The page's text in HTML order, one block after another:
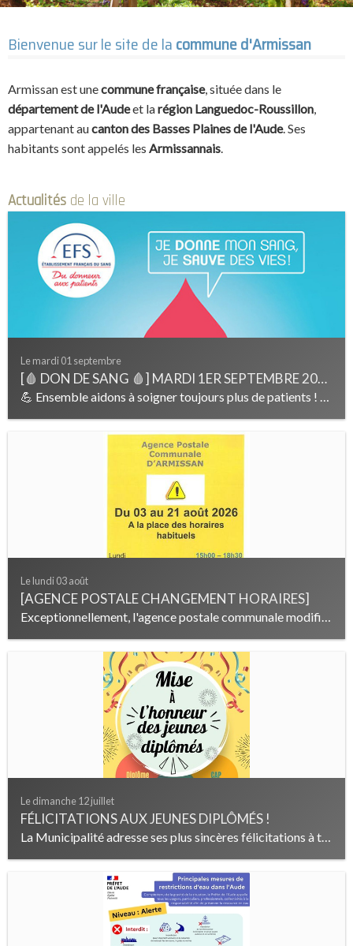
Bienvenue sur le site de lacommune d'Armissan
Armissan est unecommune française, située dans le
département de l'Audeet larégion Languedoc-Roussillon
appartenant aucanton des Basses Plaines de l'Aude. Ses
habitants sont appelés les Armissannais
Actualités de la ville
Le mardi 01 septembre
[🩸 DON DE SANG 🩸] MARDI 1ER SEPTEMBRE 2026
Le lundi 03 août
[AGENCE POSTALE CHANGEMENT HORAIRES]
Le dimanche 12 juillet
FÉLICITATIONS AUX JEUNES DIPLÔMÉS !